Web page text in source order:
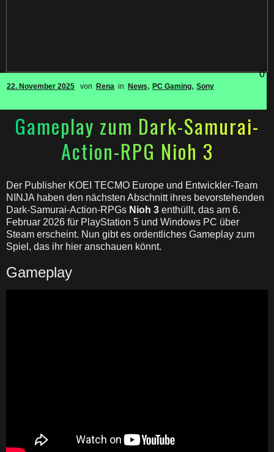
22. November 2025 von Rena in News, PC Gaming, Sony
0
Gameplay zum Dark-Samurai-
Action-RPG Nioh 3
Der Publisher KOEI TECMO Europe und Entwickler-Team
NINJA haben den nächsten Abschnitt ihres bevorstehenden
Dark-Samurai-Action-RPGs Nioh 3 enthüllt, das am 6.
Februar 2026 für PlayStation 5 und Windows PC über
Steam erscheint. Nun gibt es ordentliches Gameplay zum
Spiel, das ihr hier anschauen könnt.
Gameplay